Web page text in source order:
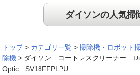
持ちやすいです。
掃除のハ－ドルが下が
ダイソンの人気掃
トップ > カテゴリ一覧 > 掃除機・ロボット
除機 > ダイソン コードレスクリーナー
Optic SV18FFPLPU